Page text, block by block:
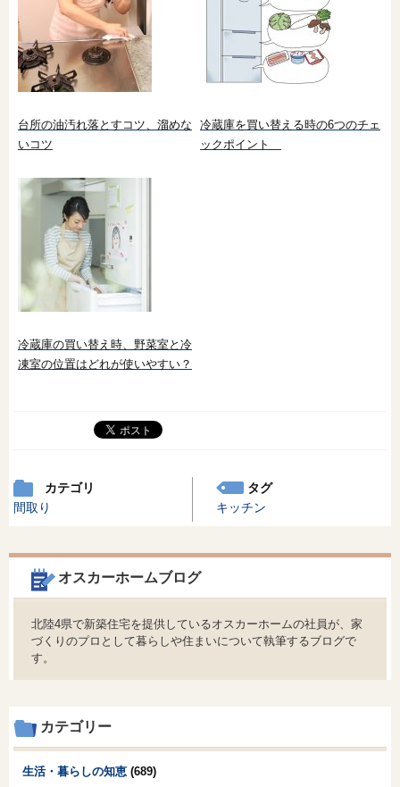
台所の油汚れ落とすコツ、溜めな
いコツ
冷蔵庫を買い替える時の6つのチェ
ックポイント
冷蔵庫の買い替え時、野菜室と冷
凍室の位置はどれが使いやすい？
カテゴリ
間取り
タグ
キッチン
オスカーホームブログ
北陸4県で新築住宅を提供しているオスカーホームの社員が、家
づくりのプロとして暮らしや住まいについて執筆するブログで
す。
カテゴリー
生活・暮らしの知恵 (689)